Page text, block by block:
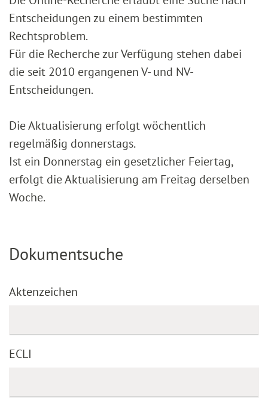
Entscheidungen zu einem bestimmten
Rechtsproblem.
Für die Recherche zur Verfügung stehen dabei
die seit 2010 ergangenen V- und NV-
Entscheidungen.
Die Aktualisierung erfolgt wöchentlich
regelmäßig donnerstags.
Ist ein Donnerstag ein gesetzlicher Feiertag,
erfolgt die Aktualisierung am Freitag derselben
Woche.
Dokumentsuche
Aktenzeichen
ECLI